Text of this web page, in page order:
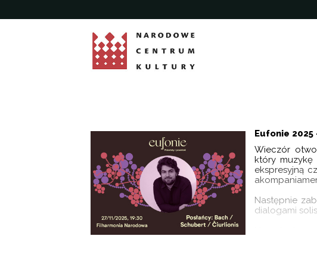
Eufonie
Wieczór
który muzykę
ekspresyjną
Następnie
dialogami
życia i